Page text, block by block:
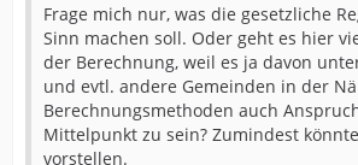
Frage mich nur, was die gesetzliche
Sinn machen soll. Oder geht es hier
der Berechnung, weil es ja davon
und evtl. andere Gemeinden in der
Berechnungsmethoden auch
Mittelpunkt zu sein? Zumindest
vorstellen.